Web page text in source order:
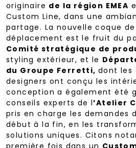
originaire de la région EMEA
Custom Line, dans une
partage. La nouvelle coque
déplacement est le fruit du
Comité stratégique de
styling extérieur, et le
du Groupe Ferretti, dont les
designers ont conçu les
conception a également été
conseils experts de l’Atelier
pris en charge les demandes
début à la fin, en les
solutions uniques. Citons
première fois dans un